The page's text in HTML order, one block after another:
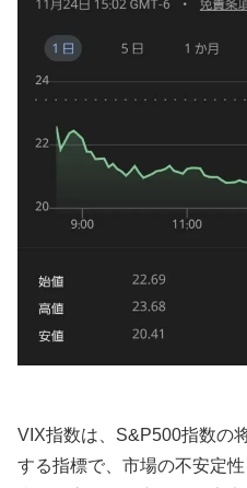
VIX指数は、S&P500指数の
する指標で、市場の不安定